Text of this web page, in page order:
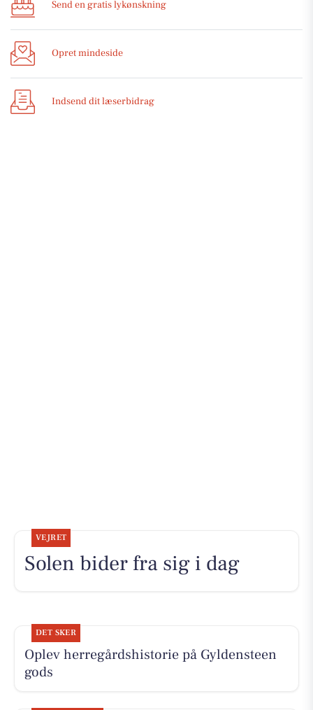
Send en gratis lykønskning
Opret mindeside
Indsend dit læserbidrag
VEJRET
Solen bider fra sig i dag
DET SKER
Oplev herregårdshistorie på Gyldensteen
gods